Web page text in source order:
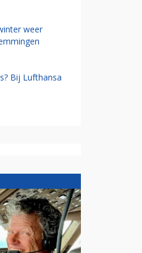
weer
Bij Lufthansa